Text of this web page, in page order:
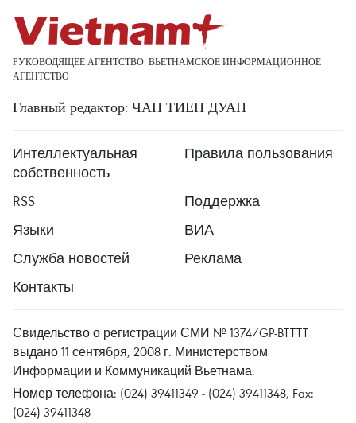
РУКОВОДЯЩЕЕ АГЕНТСТВО: ВЬЕТНАМСКОЕ ИНФОРМАЦИОННОЕ
АГЕНТСТВО
Главный редактор: ЧАН ТИЕН ДУАН
Интеллектуальная
собственность
Правила пользования
RSS
Поддержка
Языки
ВИА
Служба новостей
Реклама
Контакты
Свидельство о регистрации СМИ № 1374/GP-BTTTT
выдано 11 сентября, 2008 г. Министерством
Информации и Коммуникаций Вьетнама.
Номер телефона: (024) 39411349 - (024) 39411348, Fax:
(024) 39411348